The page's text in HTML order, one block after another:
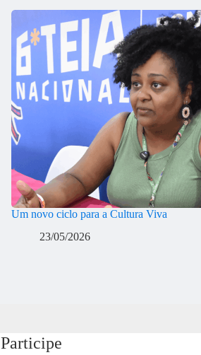
Um novo ciclo para a Cultura Viva
23/05/2026
Participe